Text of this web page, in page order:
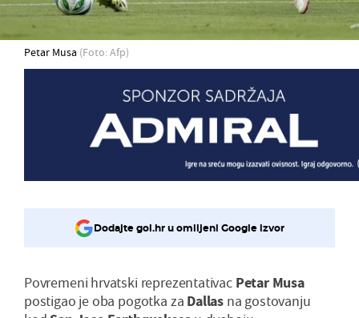
Petar Musa (Foto: Afp)
Dodajte gol.hr u omiljeni Google izvor
Povremeni hrvatski reprezentativac Petar Musa
postigao je oba pogotka za Dallas na gostovanju